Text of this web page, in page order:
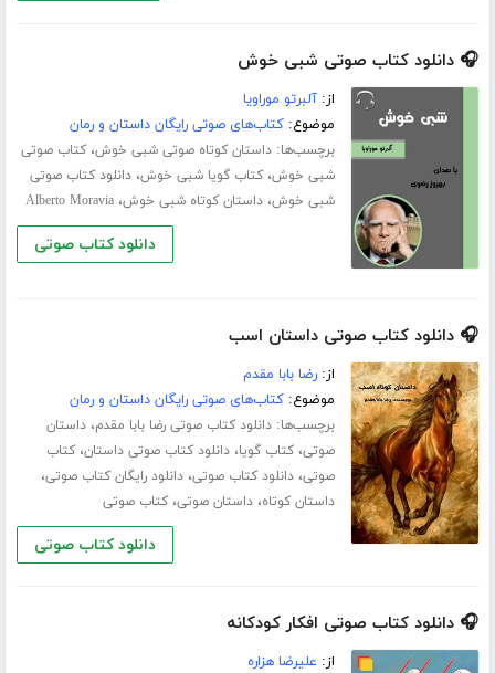
🎧 دانلود کتاب صوتی شبی خوش
از:آلبرتو موراویا
موضوع:کتاب‌های صوتی رایگان داستان و رمان
برچسب‌ها:داستان کوتاه صوتی شبی خوش،کتاب صوتی
شبی خوش،کتاب گویا شبی خوش،دانلود کتاب صوتی
شبی خوش،داستان کوتاه شبی خوش،Alberto Moravia
دانلود کتاب صوتی
🎧 دانلود کتاب صوتی داستان اسب
از:رضا بابا مقدم
موضوع:کتاب‌های صوتی رایگان داستان و رمان
برچسب‌ها:دانلود کتاب صوتی رضا بابا مقدم،داستان
صوتی،کتاب گویا،دانلود کتاب صوتی داستان،کتاب
صوتی،دانلود کتاب صوتی،دانلود رایگان کتاب صوتی،
داستان کوتاه،داستان صوتی،کتاب صوتی
دانلود کتاب صوتی
🎧 دانلود کتاب صوتی افکار کودکانه
از: علیرضا هزاره